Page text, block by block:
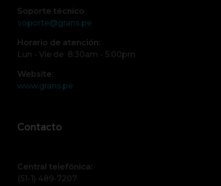
Soporte técnico
soporte@grans.pe
Horario de atención:
Lun - Vie de 8:30am - 5:00pm
Website:
www.grans.pe
Contacto
Central telefónica:
(51-1) 489-7207